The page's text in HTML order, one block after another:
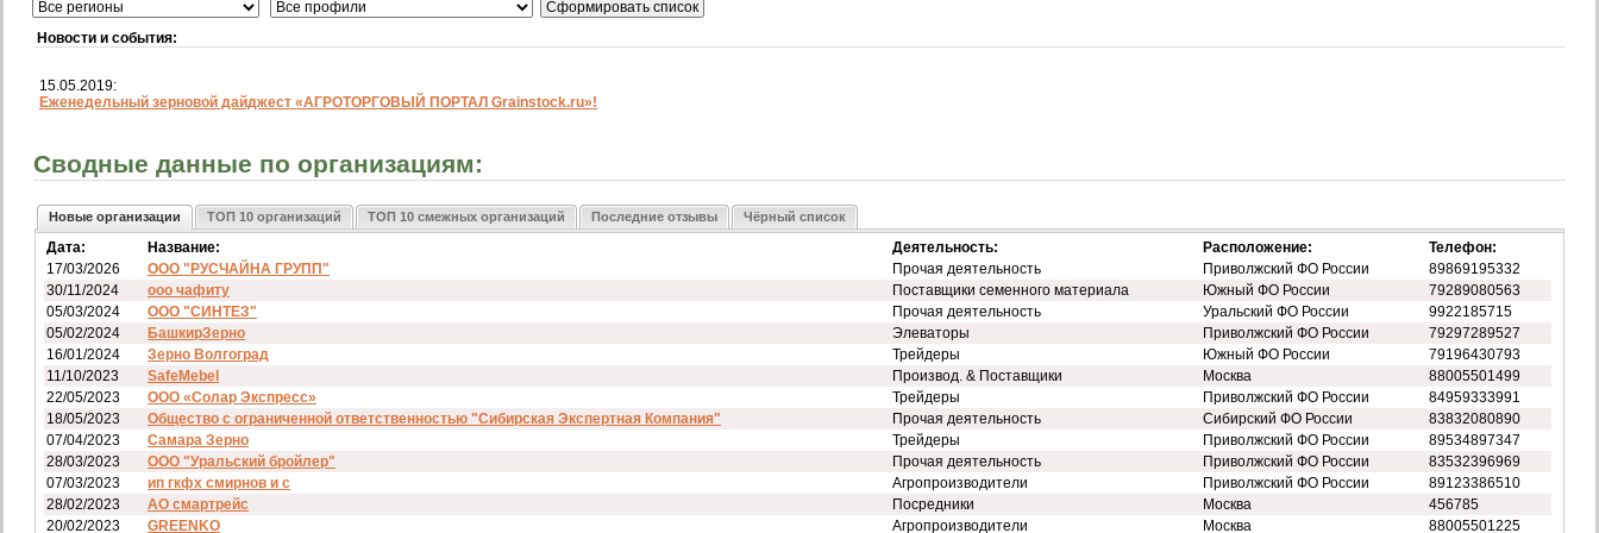
Новости и события:
15.05.2019:
Еженедельный зерновой дайджест «АГРОТОРГОВЫЙ ПОРТАЛ Grainstock.ru»!
Сводные данные по организациям:
Новые организации ТОП 10 организаций ТОП 10 смежных организаций Последние отзывы Чёрный список
Дата: Название: Деятельность: Расположение:
Телефон:
17/03/2026
ООО "РУСЧАЙНА ГРУПП" Прочая деятельность Приволжский ФО России
89869195332
30/11/2024
ооо чафиту Поставщики семенного материала Южный ФО России
79289080563
05/03/2024
ООО "СИНТЕЗ" Прочая деятельность Уральский ФО России
9922185715
05/02/2024
БашкирЗерно Элеваторы Приволжский ФО России
79297289527
16/01/2024
Зерно Волгоград Трейдеры Южный ФО России
79196430793
11/10/2023
SafeMebel Производ. & Поставщики Москва
88005501499
22/05/2023
ООО «Солар Экспресс» Трейдеры Приволжский ФО России
84959333991
18/05/2023
Общество с ограниченной ответственностью "Сибирская Экспертная Компания" Прочая деятельность Сибирский ФО России
83832080890
07/04/2023
Самара Зерно Трейдеры Приволжский ФО России
89534897347
28/03/2023
ООО "Уральский бройлер" Прочая деятельность Приволжский ФО России
83532396969
07/03/2023
ип гкфх смирнов и с Агропроизводители Приволжский ФО России
89123386510
28/02/2023
АО смартрейс Посредники Москва
456785
20/02/2023
GREENKO Агропроизводители Москва 88005501225